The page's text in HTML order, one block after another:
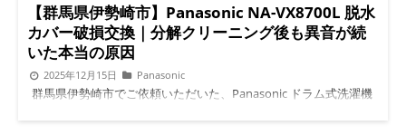
【群馬県伊勢崎市】Panasonic NA-VX8700L 脱水
カバー破損交換｜分解クリーニング後も異音が続
いた本当の原因
2025年12月15日 Panasonic
群馬県伊勢崎市でご依頼いただいた、Panasonic ドラム式洗濯機